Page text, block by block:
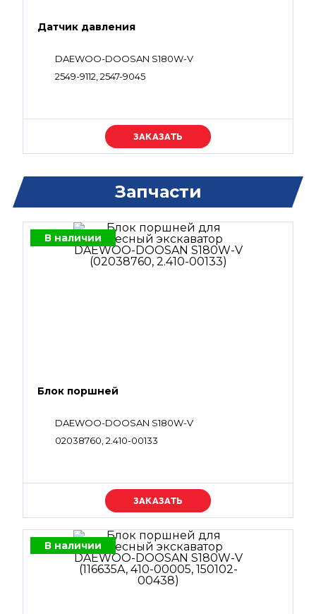
Датчик давления
DAEWOO-DOOSAN S180W-V
2549-9112, 2547-9045
Уточняйте цену
Запчасти
В наличии
Блок поршней
DAEWOO-DOOSAN S180W-V
02038760, 2.410-00133
Уточняйте цену
В наличии